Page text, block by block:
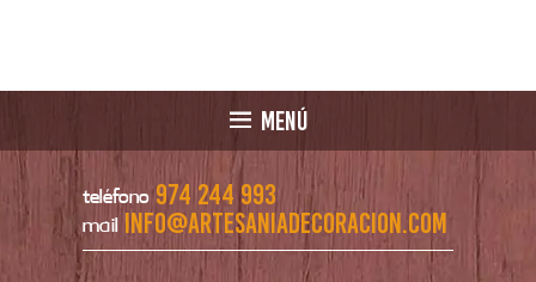
MENÚ
teléfono 974 244 993
mail info@artesaniadecoracion.com